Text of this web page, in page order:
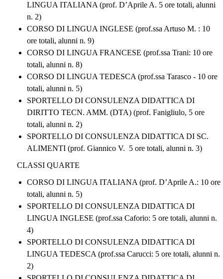
LINGUA ITALIANA (prof. D’Aprile A. 5 ore totali, alunni
n. 2)
CORSO DI LINGUA INGLESE (prof.ssa Artuso M. : 10
ore totali, alunni n. 9)
CORSO DI LINGUA FRANCESE (prof.ssa Trani: 10 ore
totali, alunni n. 8)
CORSO DI LINGUA TEDESCA (prof.ssa Tarasco - 10 ore
totali, alunni n. 5)
SPORTELLO DI CONSULENZA DIDATTICA DI
DIRITTO TECN. AMM. (DTA) (prof. Fanigliulo, 5 ore
totali, alunni n. 2)
SPORTELLO DI CONSULENZA DIDATTICA DI SC.
ALIMENTI (prof. Giannico V. 5 ore totali, alunni n. 3)
CLASSI QUARTE
CORSO DI LINGUA ITALIANA (prof. D’Aprile A.: 10 ore
totali, alunni n. 5)
SPORTELLO DI CONSULENZA DIDATTICA DI
LINGUA INGLESE (prof.ssa Caforio: 5 ore totali, alunni n.
4)
SPORTELLO DI CONSULENZA DIDATTICA DI
LINGUA TEDESCA (prof.ssa Carucci: 5 ore totali, alunni n.
2)